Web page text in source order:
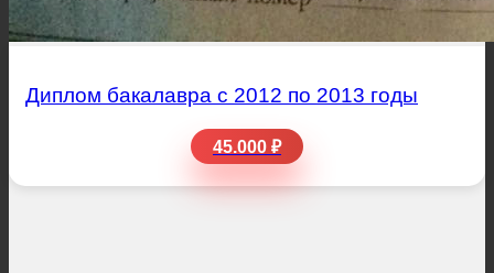
Диплом бакалавра с 2012 по 2013 годы
45.000 ₽